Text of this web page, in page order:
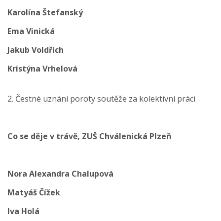
Karolína Štefanský
Ema Vinická
Jakub Voldřich
Kristýna Vrhelová
2. Čestné uznání poroty soutěže za kolektivní práci
Co se děje v trávě, ZUŠ Chválenická Plzeň
Nora Alexandra Chalupová
Matyáš Čížek
Iva Holá